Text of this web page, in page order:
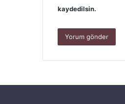
kaydedilsin.